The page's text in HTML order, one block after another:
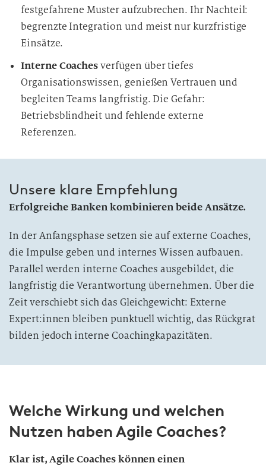
festgefahrene Muster aufzubrechen. Ihr Nachteil:
begrenzte Integration und meist nur kurzfristige
Einsätze.
Interne Coachesverfügen über tiefes
Organisationswissen, genießen Vertrauen und
begleiten Teams langfristig. Die Gefahr:
Betriebsblindheit und fehlende externe
Referenzen.
Unsere klare Empfehlung
Erfolgreiche Banken kombinieren beide Ansätze.
In der Anfangsphase setzen sie auf externe Coaches,
die Impulse geben und internes Wissen aufbauen.
Parallel werden interne Coaches ausgebildet, die
langfristig die Verantwortung übernehmen. Über die
Zeit verschiebt sich das Gleichgewicht: Externe
Expert:innen bleiben punktuell wichtig, das Rückgrat
bilden jedoch interne Coachingkapazitäten.
Welche Wirkung und welchen
Nutzen haben Agile Coaches?
Klar ist, Agile Coaches können einen